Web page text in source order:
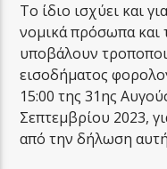
Το ίδιο ισχύει και
νομικά πρόσωπα και
υποβάλουν
εισοδήματος
15:00 της 31ης
Σεπτεμβρίου 2023,
από την δήλωση